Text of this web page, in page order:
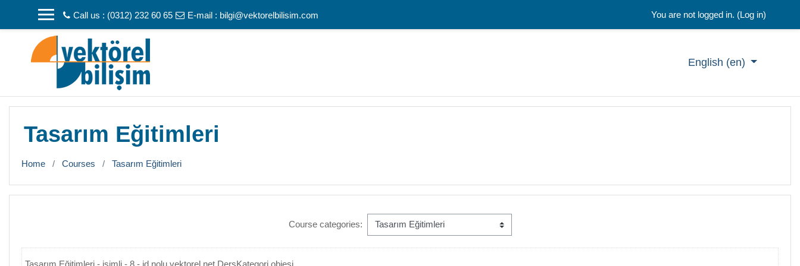
Call us : (0312) 232 60 65
E-mail : bilgi@vektorelbilisim.com You are not logged in. (Log in)
English ‎(en)‎
Tasarım Eğitimleri
Home Courses Tasarım Eğitimleri
Course categories:
Tasarım Eğitimleri - isimli - 8 - id nolu vektorel.net DersKategori objesi